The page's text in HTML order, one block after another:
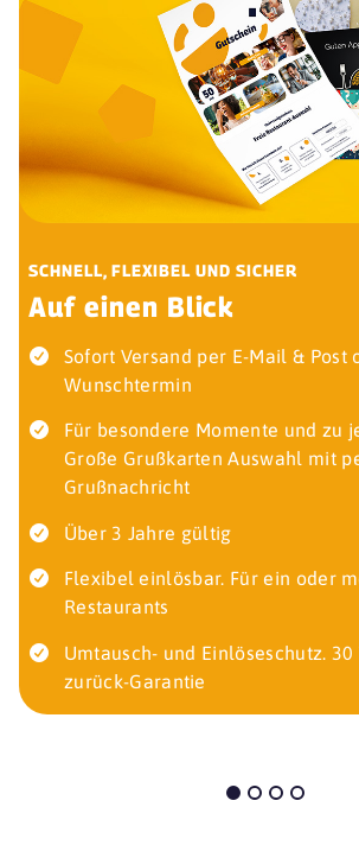
SCHNELL, FLEXIBEL UND SICHER
Auf einen Blick
Sofort Versand per E-Mail & Post
Wunschtermin
Für besondere Momente und zu
Große Grußkarten Auswahl mit
Grußnachricht
Über 3 Jahre gültig
Flexibel einlösbar. Für ein oder
Restaurants
Umtausch- und Einlöseschutz. 30
zurück-Garantie